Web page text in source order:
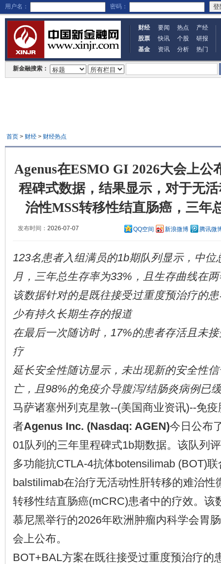
用户名： 密码：
财经 要闻 热点
产经
股票
快讯 个股
研报
基金
资讯 分析 热门
新金融搜索：
首页> 财经> 财经热点
Agenus在ESMO GI 2026大会上
程碑式数据，结果显示，对于无
治性MSS转移性结直肠癌，三年
发布时间： 2026-07-07 QQ空间 新浪微博 腾讯微
123名患者入组满员的1b期队列显示，中位
月，三年总生存率为33%，且生存曲线在
该数据针对的是既往接受过重度预治疗的
少有持久长期生存的报道
在最后一次随访时，17%的患者存活且未
疗
延长安全性随访显示，未出现新的安全性
亡，且98%的免疫介导腹泻/结肠炎病例已
马萨诸塞州列克星敦--(美国商业资讯)--免
者Agenus Inc. (Nasdaq: AGEN)今日公布
01队列的三年里程碑式1b期数据。该队列
多功能抗CTLA-4抗体botensilimab (BOT)
balstilimab在治疗无活动性肝转移的难治性
转移性结直肠癌(mCRC)患者中的疗效。该
慕尼黑举行的2026年欧洲肿瘤内科学会胃
会上公布。
BOT+BAL方案在既往接受过重度预治疗的